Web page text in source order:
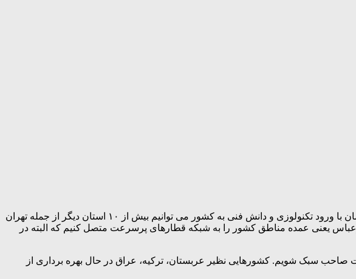
وی همچنین اتصال شهرهای دیگر به شبکه قطارهای پر سرعت را از دستاوردهای دیگر این پروژه دانست و گفت: همزمان با ورود تکنولوزی و دانش فنی به کشور می توانیم بیش از ۱۰ استان دیگر از جمله تهران
یعنی عمده مناطق کشور را به شبکه قطارهای پرسرعت متصل کنیم که البته در
صاحب سبک شویم. کشورهایی نظیر عربستان، ترکیه، عراق در حال بهره برداری از